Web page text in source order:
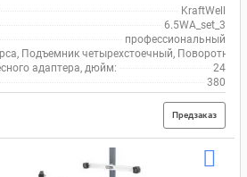
KraftWell
6.5WA_set_3
профессиональный
Подъемник четырехстоечный, Поворотные
адаптера, дюйм:
24
380
Предзаказ